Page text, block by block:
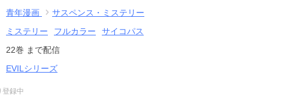
青年漫画
サスペンス・ミステリー
ミステリー フルカラー
サイコパス
22巻 まで配信
EVILシリーズ
登録中